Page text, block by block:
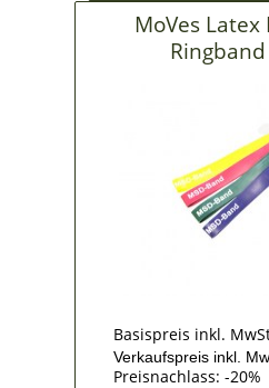
MoVes Latex
Ringband
Basispreis inkl.
Verkaufspreis inkl.
Preisnachlass: -20%